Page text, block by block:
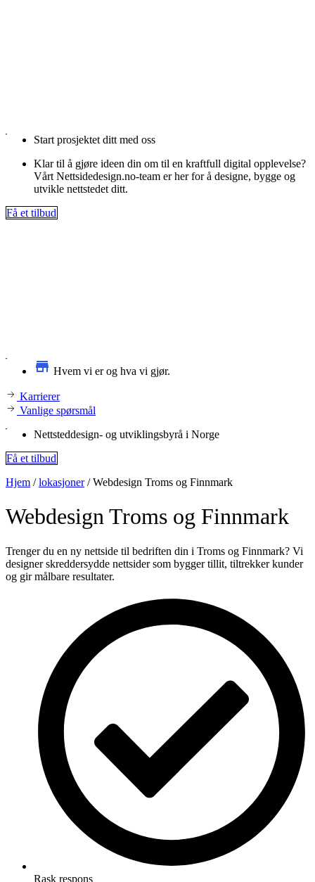
Start prosjektet ditt med oss
Klar til å gjøre ideen din om til en kraftfull digital opplevelse?
Vårt Nettsidedesign.no-team er her for å designe, bygge og
utvikle nettstedet ditt.
Få et tilbud
Hvem vi er og hva vi gjør.
Karrierer
Vanlige spørsmål
Nettsteddesign- og utviklingsbyrå i Norge
Få et tilbud
Hjem /lokasjoner/Webdesign Troms og Finnmark
WebdesignTroms og Finnmark
Trenger du en ny nettside til bedriften din i Troms og Finnmark? Vi
designer skreddersydde nettsider som bygger tillit, tiltrekker kunder
og gir målbare resultater.
Rask respons